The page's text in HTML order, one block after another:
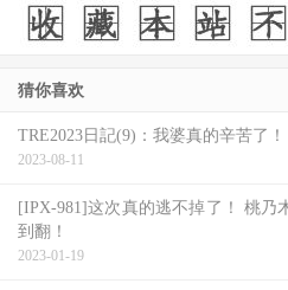
猜你喜欢
TRE2023日記(9)：我婆真的辛苦了！
2023-08-11
[IPX-981]这次真的逃不掉了！ 桃乃
到翻！
2023-01-19